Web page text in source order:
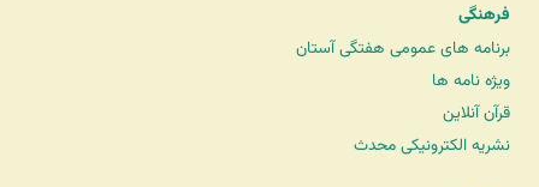
فرهنگی
برنامه های عمومی هفتگی آستان
ویژه نامه ها
قرآن آنلاین
نشریه الکترونیکی محدث